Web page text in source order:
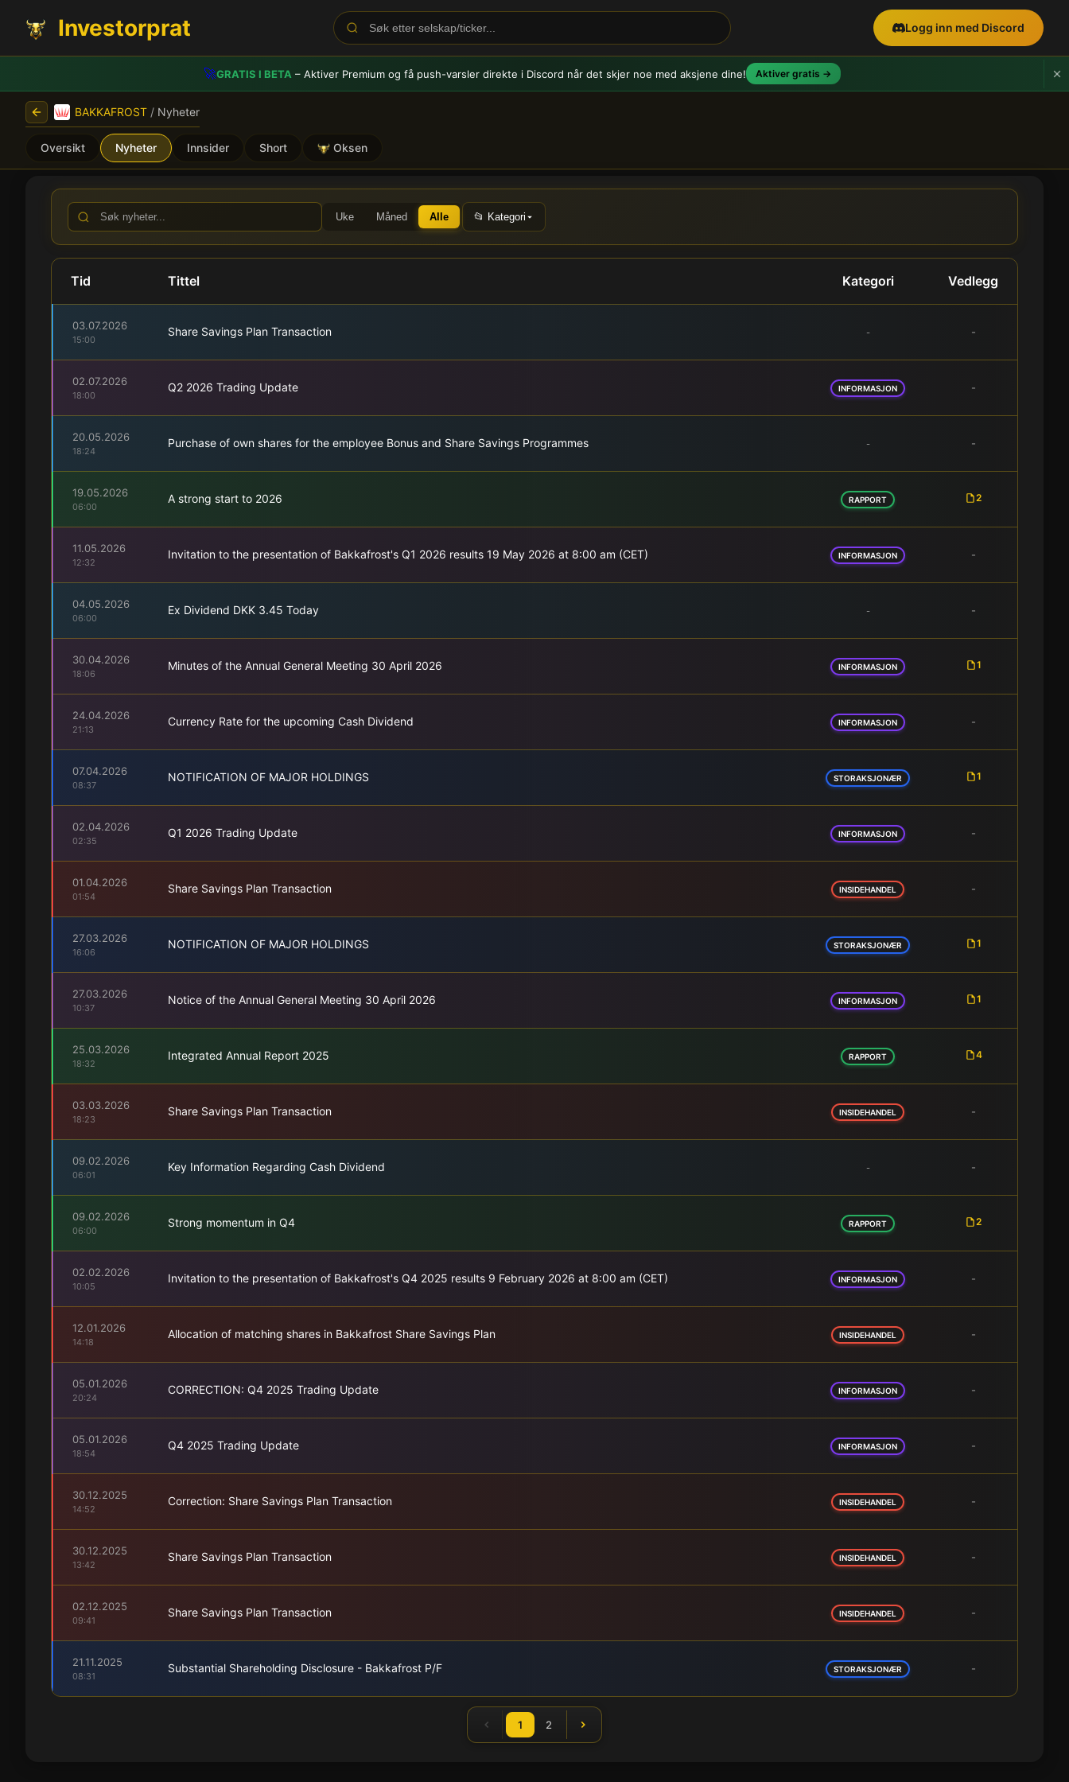
Investorprat Logg inn med Discord
🚀GRATIS I BETA – Aktiver Premium og få push-varslerdirekte i Discord når det skjer noe med aksjene dine! Aktiver gratis →
BAKKAFROST / Nyheter
Oversikt Nyheter Innsider Short Oksen
BAKKAFROST (BAKKA) - Børsmeldinger og nyheter
Uke Måned Alle 📂 Kategori
Tid Tittel Kategori Vedlegg
03.07.2026
15:00
Share Savings Plan Transaction - -
02.07.2026
18:00
Q2 2026 Trading Update INFORMASJON -
20.05.2026
18:24
Purchase of own shares for the employee Bonus and Share Savings Programmes - -
19.05.2026
06:00
A strong start to 2026 RAPPORT 2
11.05.2026
12:32
Invitation to the presentation of Bakkafrost's Q1 2026 results 19 May 2026 at 8:00 am (CET) INFORMASJON -
04.05.2026
06:00
Ex Dividend DKK 3.45 Today - -
30.04.2026
18:06
Minutes of the Annual General Meeting 30 April 2026 INFORMASJON 1
24.04.2026
21:13
Currency Rate for the upcoming Cash Dividend INFORMASJON -
07.04.2026
08:37
NOTIFICATION OF MAJOR HOLDINGS STORAKSJONÆR 1
02.04.2026
02:35
Q1 2026 Trading Update INFORMASJON -
01.04.2026
01:54
Share Savings Plan Transaction INSIDEHANDEL -
27.03.2026
16:06
NOTIFICATION OF MAJOR HOLDINGS STORAKSJONÆR 1
27.03.2026
10:37
Notice of the Annual General Meeting 30 April 2026 INFORMASJON 1
25.03.2026
18:32
Integrated Annual Report 2025 RAPPORT 4
03.03.2026
18:23
Share Savings Plan Transaction INSIDEHANDEL -
09.02.2026
06:01
Key Information Regarding Cash Dividend - -
09.02.2026
06:00
Strong momentum in Q4 RAPPORT 2
02.02.2026
10:05
Invitation to the presentation of Bakkafrost's Q4 2025 results 9 February 2026 at 8:00 am (CET) INFORMASJON -
12.01.2026
14:18
Allocation of matching shares in Bakkafrost Share Savings Plan INSIDEHANDEL -
05.01.2026
20:24
CORRECTION: Q4 2025 Trading Update INFORMASJON -
05.01.2026
18:54
Q4 2025 Trading Update INFORMASJON -
30.12.2025
14:52
Correction: Share Savings Plan Transaction INSIDEHANDEL -
30.12.2025
13:42
Share Savings Plan Transaction INSIDEHANDEL -
02.12.2025
09:41
Share Savings Plan Transaction INSIDEHANDEL -
21.11.2025
08:31
Substantial Shareholding Disclosure - Bakkafrost P/F STORAKSJONÆR -
1 2